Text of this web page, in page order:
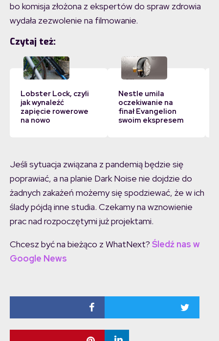
bo komisja złożona z ekspertów do spraw zdrowia
wydała zezwolenie na filmowanie.
Czytaj też:
Lobster Lock, czyli
jak wynaleźć
zapięcie rowerowe
na nowo
Nestle umila
oczekiwanie na
finał Evangelion
swoim ekspresem
Jeśli sytuacja związana z pandemią będzie się
poprawiać, a na planie Dark Noise nie dojdzie do
żadnych zakażeń możemy się spodziewać, że w ich
ślady pójdą inne studia. Czekamy na wznowienie
prac nad rozpoczętymi już projektami.
Chcesz być na bieżąco z WhatNext? Śledź nas w
Google News